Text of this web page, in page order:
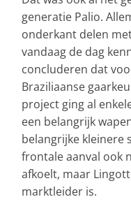
generatie Palio.
onderkant delen
vandaag de dag
concluderen dat
Braziliaanse
project ging al
een belangrijk
belangrijke kleinere
frontale aanval ook
afkoelt, maar
marktleider is.